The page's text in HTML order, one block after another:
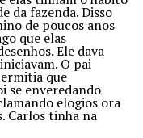
da fazenda. Disso
de poucos anos
que elas
Ele dava
O pai
que
se enveredando
elogios ora
Carlos tinha na